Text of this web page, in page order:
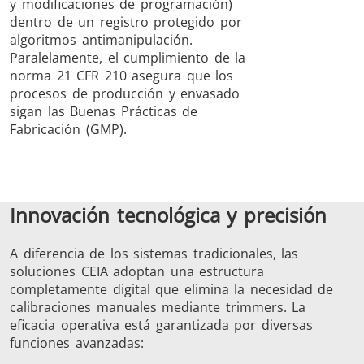
y modificaciones de programación)
dentro de un registro protegido por
algoritmos antimanipulación.
Paralelamente, el cumplimiento de la
norma 21 CFR 210 asegura que los
procesos de producción y envasado
sigan las Buenas Prácticas de
Fabricación (GMP).
Innovación tecnológica y precisión
A diferencia de los sistemas tradicionales, las
soluciones CEIA adoptan una estructura
completamente digital que elimina la necesidad de
calibraciones manuales mediante trimmers. La
eficacia operativa está garantizada por diversas
funciones avanzadas: